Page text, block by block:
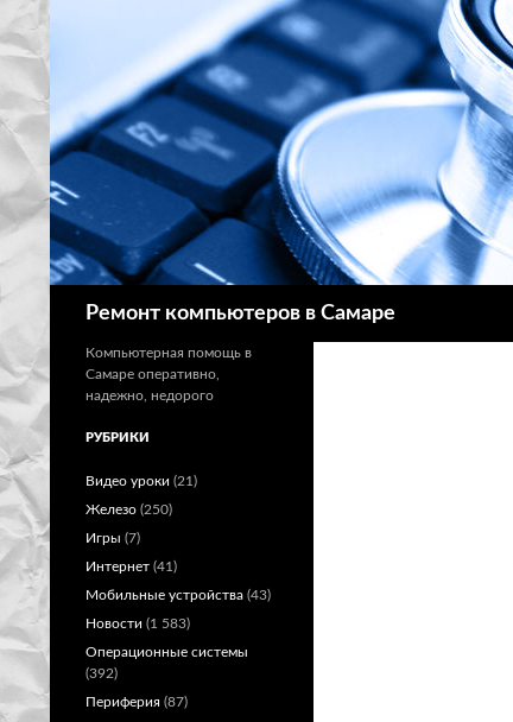
Ремонт компьютеров в Самаре
Компьютерная помощь в
Самаре оперативно,
надежно, недорого
РУБРИКИ
Видео уроки (21)
Железо (250)
Игры (7)
Интернет (41)
Мобильные устройства (43)
Новости (1 583)
Операционные системы
(392)
Периферия (87)